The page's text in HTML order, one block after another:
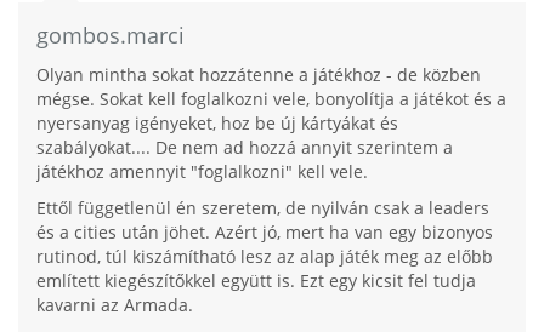
gombos.marci
Olyan mintha sokat hozzátenne a játékhoz - de közben
mégse. Sokat kell foglalkozni vele, bonyolítja a játékot és a
nyersanyag igényeket, hoz be új kártyákat és
szabályokat.... De nem ad hozzá annyit szerintem a
játékhoz amennyit "foglalkozni" kell vele.
Ettől függetlenül én szeretem, de nyilván csak a leaders
és a cities után jöhet. Azért jó, mert ha van egy bizonyos
rutinod, túl kiszámítható lesz az alap játék meg az előbb
említett kiegészítőkkel együtt is. Ezt egy kicsit fel tudja
kavarni az Armada.